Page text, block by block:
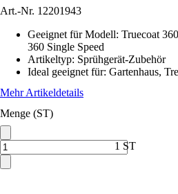
Art.-Nr. 12201943
Geeignet für Modell: Truecoat
360 Single Speed
Artikeltyp: Sprühgerät-Zubehör
Ideal geeignet für: Gartenhaus,
Mehr Artikeldetails
Menge (ST)
1 ST